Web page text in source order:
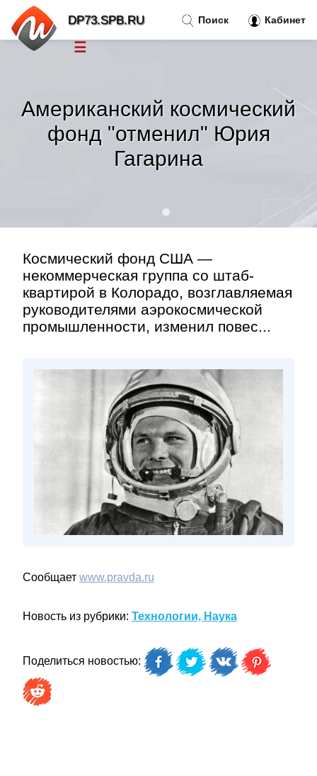
Американский космический
фонд "отменил" Юрия
Гагарина
Космический фонд США —
некоммерческая группа со штаб-
квартирой в Колорадо, возглавляемая
руководителями аэрокосмической
промышленности, изменил повес...
Сообщает www.pravda.ru
Новость из рубрики: Технологии, Наука
Поделиться новостью:
Поиск Кабинет
DP73.SPB.RU
☰
Тренды новостей »